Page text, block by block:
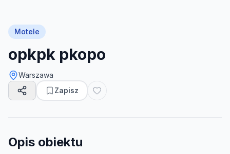
Motele
opkpk pkopo
Warszawa
Zapisz
Opis obiektu